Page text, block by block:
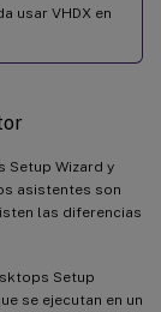
usar VHDX en
Setup Wizard y
asistentes son
las diferencias
Setup
se ejecutan en un